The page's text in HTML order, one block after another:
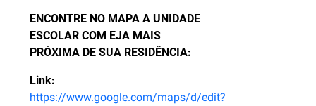
ENCONTRE NO MAPA A UNIDADE
ESCOLAR COM EJA MAIS
PRÓXIMA DE SUA RESIDÊNCIA:
Link:
https://www.google.com/maps/d/edit?